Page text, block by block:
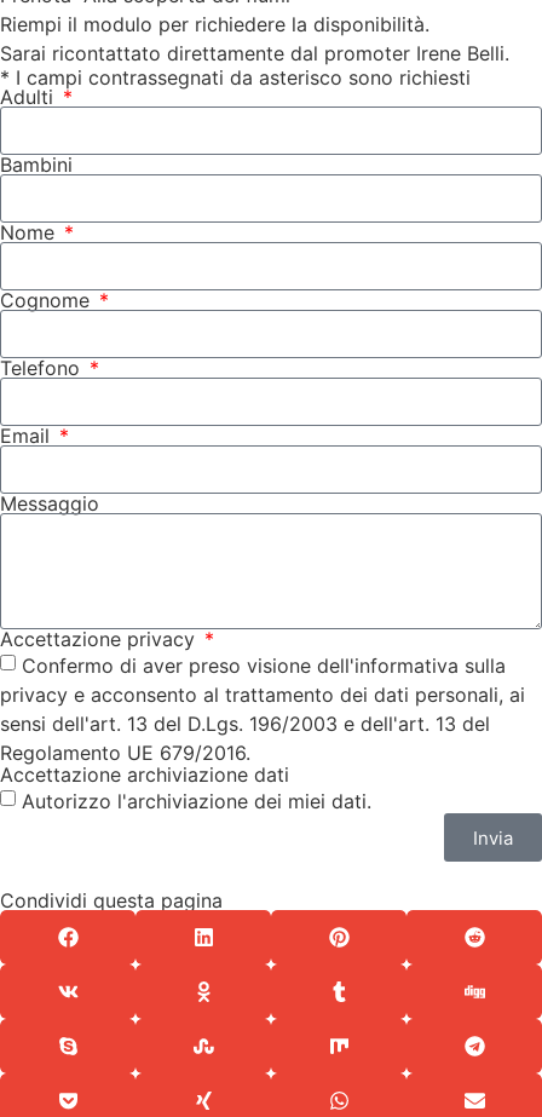
Riempi il modulo per richiedere la disponibilità.
Sarai ricontattato direttamente dal promoter Irene Belli.
* I campi contrassegnati da asterisco sono richiesti
Adulti
Bambini
Nome
Cognome
Telefono
Email
Messaggio
Accettazione privacy
Confermo di aver preso visione dell'informativa sulla
privacy e acconsento al trattamento dei dati personali, ai
sensi dell'art. 13 del D.Lgs. 196/2003 e dell'art. 13 del
Regolamento UE 679/2016.
Accettazione archiviazione dati
Autorizzo l'archiviazione dei miei dati.
Invia
Condividi questa pagina